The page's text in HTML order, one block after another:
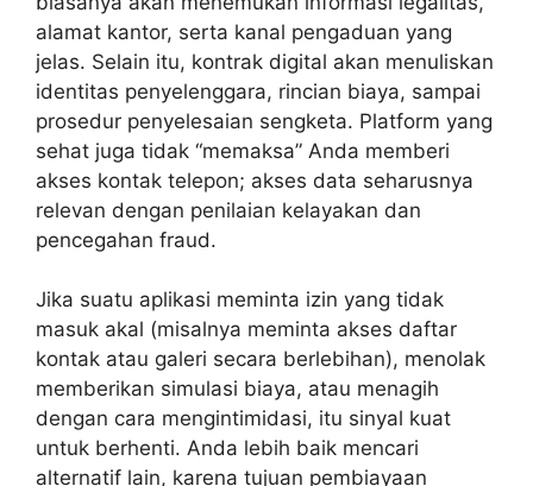
alamat kantor, serta kanal pengaduan yang
jelas. Selain itu, kontrak digital akan menuliskan
identitas penyelenggara, rincian biaya, sampai
prosedur penyelesaian sengketa. Platform yang
sehat juga tidak “memaksa” Anda memberi
akses kontak telepon; akses data seharusnya
relevan dengan penilaian kelayakan dan
pencegahan fraud.
Jika suatu aplikasi meminta izin yang tidak
masuk akal (misalnya meminta akses daftar
kontak atau galeri secara berlebihan), menolak
memberikan simulasi biaya, atau menagih
dengan cara mengintimidasi, itu sinyal kuat
untuk berhenti. Anda lebih baik mencari
alternatif lain, karena tujuan pembiayaan